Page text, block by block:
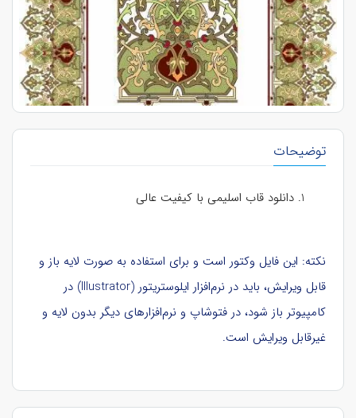
توضیحات
دانلود قاب اسلیمی با کیفیت عالی
نکته: این فایل وکتور است و برای استفاده به صورت لایه باز و
قابل ویرایش، باید در نرم‌افزار ایلوستریتور (Illustrator) در
کامپیوتر باز شود، در فتوشاپ و نرم‌افزارهای دیگر بدون لایه و
غیرقابل ویرایش است.